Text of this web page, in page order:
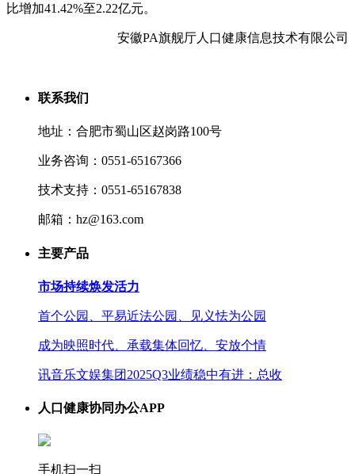
比增加41.42%至2.22亿元。
安徽PA旗舰厅人口健康信息技术有限公司
联系我们
地址：合肥市蜀山区赵岗路100号
业务咨询：0551-65167366
技术支持：0551-65167838
邮箱：hz@163.com
主要产品
市场持续焕发活力
首个公园、平易近法公园、见义怯为公园
成为映照时代、承载集体回忆、安放个情
讯音乐文娱集团2025Q3业绩稳中有进：总收
人口健康协同办公APP
手机扫一扫